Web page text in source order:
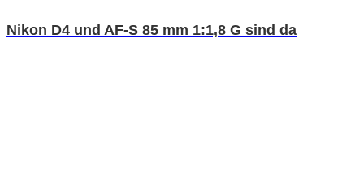
Nikon D4 und AF-S 85 mm 1:1,8 G sind da